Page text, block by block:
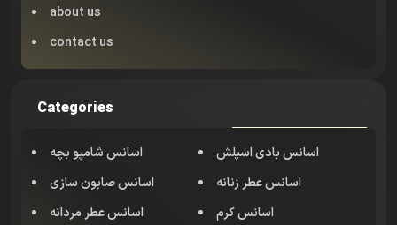
about us
contact us
Categories
اسانس شامپو بچه
اسانس بادی اسپلش
اسانس صابون سازی
اسانس عطر زنانه
اسانس عطر مردانه
اسانس کرم